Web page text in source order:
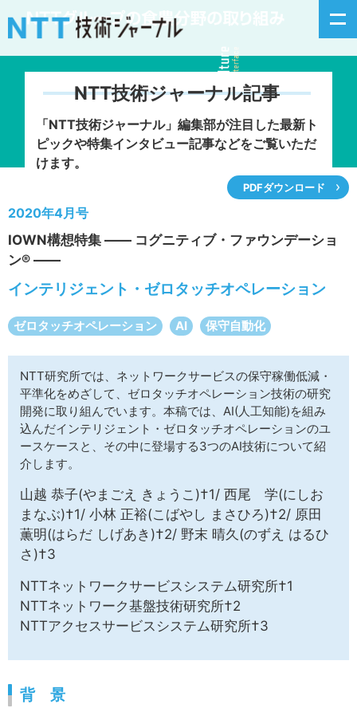
新着情報
掲載月毎記事
イベントカレンダー
問い合わせ
NTT技術ジャーナル記事
「NTT技術ジャーナル」編集部が注目した最新ト
ピックや特集インタビュー記事などをご覧いただ
けます。
PDFダウンロード
2020年4月号
IOWN構想特集 ―― コグニティブ・ファウンデーショ
ン® ――
インテリジェント・ゼロタッチオペレーション
ゼロタッチオペレーション AI 保守自動化
NTT研究所では、ネットワークサービスの保守稼働低減・
平準化をめざして、ゼロタッチオペレーション技術の研究
開発に取り組んでいます。本稿では、AI(人工知能)を組み
込んだインテリジェント・ゼロタッチオペレーションのユ
ースケースと、その中に登場する3つのAI技術について紹
介します。
山越 恭子(やまごえ きょうこ)†1/ 西尾 学(にしお
まなぶ)†1/ 小林 正裕(こばやし まさひろ)†2/ 原田
薫明(はらだ しげあき)†2/ 野末 晴久(のずえ はるひ
さ)†3
NTTネットワークサービスシステム研究所†1
NTTネットワーク基盤技術研究所†2
NTTアクセスサービスシステム研究所†3
背 景